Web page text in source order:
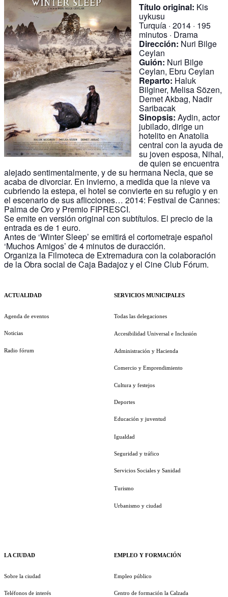
Título original: Kis
uykusu
Turquía · 2014 · 195
minutos · Drama
Dirección: Nuri Bilge
Ceylan
Guión: Nuri Bilge
Ceylan, Ebru Ceylan
Reparto: Haluk
Bilginer, Melisa Sözen,
Demet Akbag, Nadir
Saribacak
Sinopsis: Aydin, actor
jubilado, dirige un
hotelito en Anatolia
central con la ayuda de
su joven esposa, Nihal,
de quien se encuentra
alejado sentimentalmente, y de su hermana Necla, que se
acaba de divorciar. En invierno, a medida que la nieve va
cubriendo la estepa, el hotel se convierte en su refugio y en
el escenario de sus aflicciones… 2014: Festival de Cannes:
Palma de Oro y Premio FIPRESCI.
Se emite en versión original con subtítulos. El precio de la
entrada es de 1 euro.
Antes de ‘Winter Sleep’ se emitirá el cortometraje español
‘Muchos Amigos’ de 4 minutos de duracción.
Organiza la Filmoteca de Extremadura con la colaboración
de la Obra social de Caja Badajoz y el Cine Club Fórum.
ACTUALIDAD
Agenda de eventos
Noticias
Radio fórum
LA CIUDAD
Sobre la ciudad
Teléfonos de interés
SERVICIOS MUNICIPALES
Todas las delegaciones
Accesibilidad Universal e Inclusión
Administración y Hacienda
Comercio y Emprendimiento
Cultura y festejos
Deportes
Educación y juventud
Igualdad
Seguridad y tráfico
Servicios Sociales y Sanidad
Turismo
Urbanismo y ciudad
EMPLEO Y FORMACIÓN
Empleo público
Centro de formación la Calzada